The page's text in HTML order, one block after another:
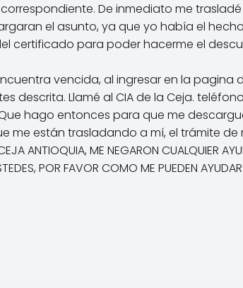
De inmediato me
el asunto, ya que yo había el
certificado para poder hacerme el
vencida, al ingresar en la
descrita. Llamé al CIA de la Ceja.
hago entonces para que me
están trasladando a mí, el trámite
ME NEGARON CUALQUIER
POR FAVOR COMO ME PUEDEN